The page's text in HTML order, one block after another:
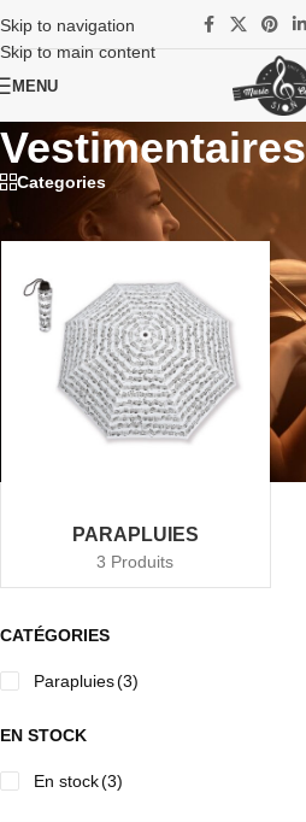
Skip to navigation
Skip to main content
MENU
Vestimentaires
Categories
CATÉGORIES
Parapluies(3)
EN STOCK
En stock(3)
Vestimentaires
PARAPLUIES
3 Produits